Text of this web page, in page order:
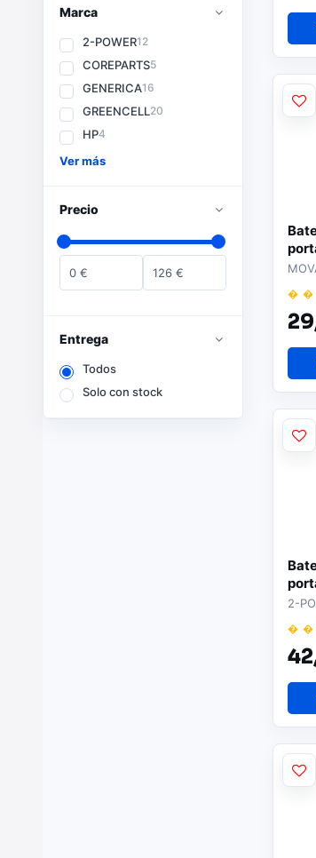
Marca
2-POWER12
COREPARTS5
GENERICA16
GREENCELL20
HP4
Ver más
Precio
0 € 126 €
Entrega
Todos
Solo con stock
� �
2-
� �